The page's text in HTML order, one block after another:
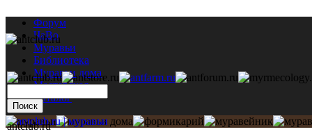
Форум
ЧаВо
Муравьи
Библиотека
Муравьи дома
Мастерская
Каталог
antclub.ru